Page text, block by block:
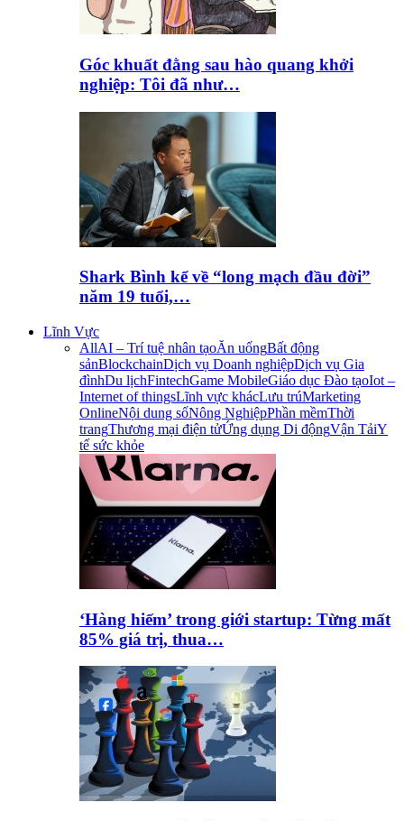
Góc khuất đằng sau hào quang khởi
nghiệp: Tôi đã như…
Shark Bình kể về “long mạch đầu đời”
năm 19 tuổi,…
Lĩnh Vực
AllAI – Trí tuệ nhân tạoĂn uốngBất động
sảnBlockchainDịch vụ Doanh nghiệpDịch vụ Gia
đìnhDu lịchFintechGame MobileGiáo dục Đào tạoIot –
Internet of thingsLĩnh vực khácLưu trúMarketing
OnlineNội dung sốNông NghiệpPhần mềmThời
trangThương mại điện tửỨng dụng Di độngVận TảiY
tế sức khỏe
‘Hàng hiếm’ trong giới startup: Từng mất
85% giá trị, thua…